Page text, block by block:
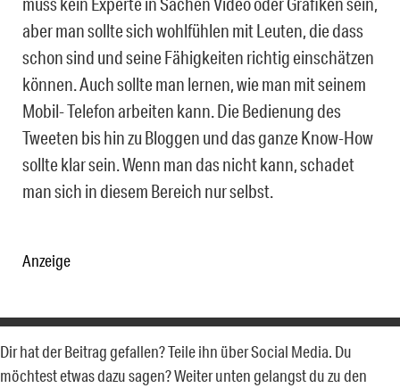
aber man sollte sich wohlfühlen mit Leuten, die dass
schon sind und seine Fähigkeiten richtig einschätzen
können. Auch sollte man lernen, wie man mit seinem
Mobil- Telefon arbeiten kann. Die Bedienung des
Tweeten bis hin zu Bloggen und das ganze Know-How
sollte klar sein. Wenn man das nicht kann, schadet
man sich in diesem Bereich nur selbst.
Anzeige
Dir hat der Beitrag gefallen? Teile ihn über Social Media. Du
möchtest etwas dazu sagen? Weiter unten gelangst du zu den